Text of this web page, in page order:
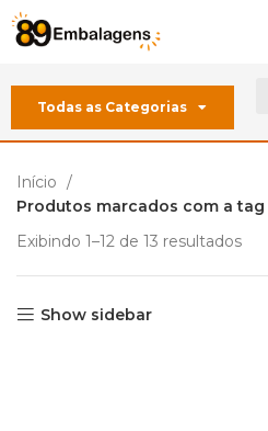
Todas as Categorias
Início
Produtos marcados com a tag
Exibindo 1–12 de 13 resultados
Show sidebar